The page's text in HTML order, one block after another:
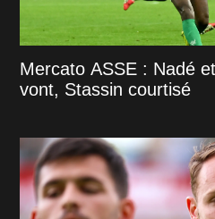
Mercato ASSE : Nadé
vont, Stassin courtisé